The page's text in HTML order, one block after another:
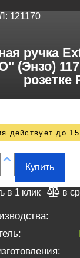
121170
ручка
(Энзо)
розетке
действует до 15
Купить
в 1 клик в